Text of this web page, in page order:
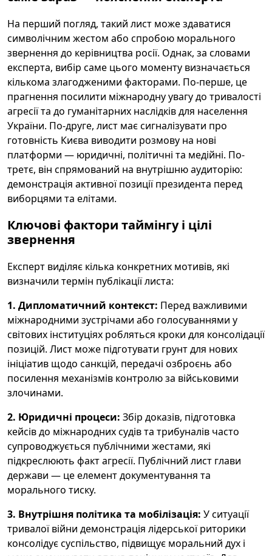
На перший погляд, такий лист може здаватися
символічним жестом або спробою морального
звернення до керівництва росії. Однак, за словами
експерта, вибір саме цього моменту визначається
кількома злагодженими факторами. По-перше, це
прагнення посилити міжнародну увагу до тривалості
агресії та до гуманітарних наслідків для населення
України. По-друге, лист має сигналізувати про
готовність Києва виводити розмову на нові
платформи — юридичні, політичні та медійні. По-
третє, він спрямований на внутрішню аудиторію:
демонстрація активної позиції президента перед
виборцями та елітами.
Ключові фактори таймінгу і цілі
звернення
Експерт виділяє кілька конкретних мотивів, які
визначили термін публікації листа:
1. Дипломатичний контекст: Перед важливими
міжнародними зустрічами або голосуваннями у
світових інституціях робляться кроки для консолідації
позицій. Лист може підготувати грунт для нових
ініціатив щодо санкцій, передачі озброєнь або
посилення механізмів контролю за військовими
злочинами.
2. Юридичні процеси: Збір доказів, підготовка
кейсів до міжнародних судів та трибуналів часто
супроводжується публічними жестами, які
підкреслюють факт агресії. Публічний лист глави
держави — це елемент документування та
морального тиску.
3. Внутрішня політика та мобілізація: У ситуації
тривалої війни демонстрація лідерської риторики
консолідує суспільство, підвищує моральний дух і